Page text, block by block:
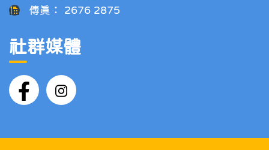
傳真： 2676 2875
社群媒體